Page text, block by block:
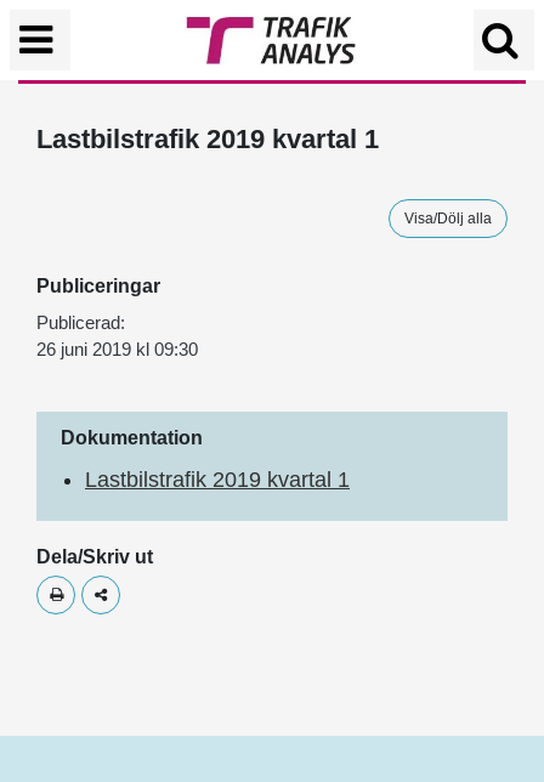
Lastbilstrafik 2019 kvartal 1
Visa/Dölj alla
Publiceringar
Publicerad:
26 juni 2019 kl 09:30
Dokumentation
Lastbilstrafik 2019 kvartal 1
Dela/Skriv ut
Skriv utDela